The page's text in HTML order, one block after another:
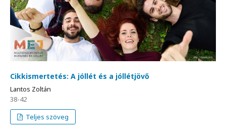
Cikkismertetés: A jóllét és a jóllétjövő
Lantos Zoltán
38-42
Teljes szöveg